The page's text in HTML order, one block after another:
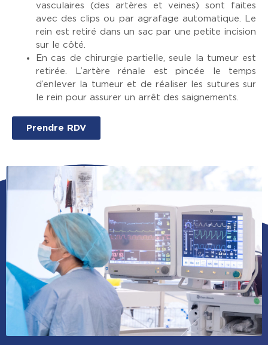
vasculaires (des artères et veines) sont faites
avec des clips ou par agrafage automatique. Le
rein est retiré dans un sac par une petite incision
sur le côté.
En cas de chirurgie partielle, seule la tumeur est
retirée. L’artère rénale est pincée le temps
d’enlever la tumeur et de réaliser les sutures sur
le rein pour assurer un arrêt des saignements.
Prendre RDV